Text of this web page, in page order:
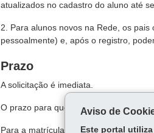
atualizados no cadastro do aluno até
2. Para alunos novos na Rede, os
pessoalmente) e, após o registro,
Prazo
A solicitação é imediata.
O prazo para que a vaga seja
Para a matrícula ser efetivada todos
Aviso de
Este portal